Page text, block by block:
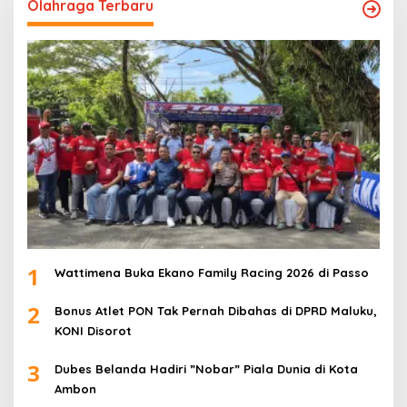
Olahraga Terbaru
1 Wattimena Buka Ekano Family Racing 2026 di Passo
2
Bonus Atlet PON Tak Pernah Dibahas di DPRD Maluku,
KONI Disorot
3
Dubes Belanda Hadiri ”Nobar” Piala Dunia di Kota
Ambon